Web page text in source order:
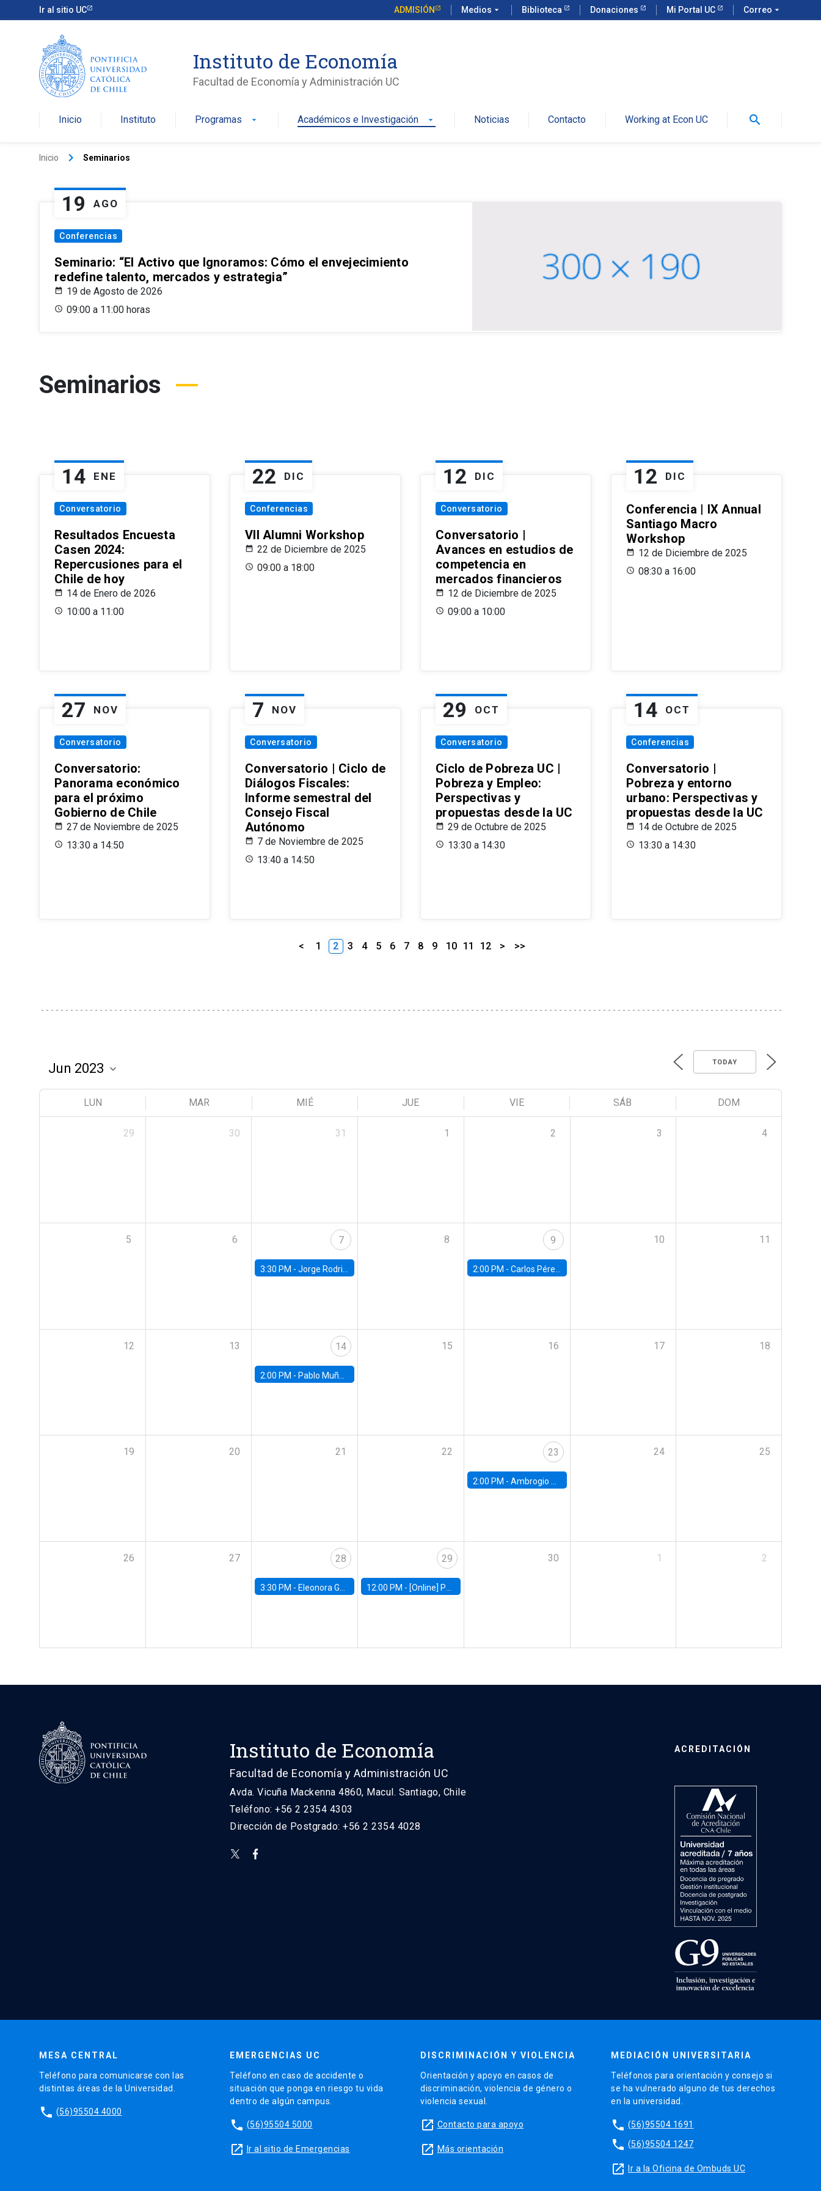
Ir al sitio UC ADMISIÓN Medios arrow_drop_down Biblioteca Donaciones Mi Portal UC Correo arrow_drop_down
Instituto de Economía
Facultad de Economía y Administración UC
Inicio Instituto Programas arrow_drop_down Académicos e Investigación arrow_drop_down Noticias Contacto Working at Econ UC search
Inicio keyboard_arrow_right Seminarios
19 AGO
Conferencias
Seminario: “El Activo que Ignoramos: Cómo el envejecimiento
redefine talento, mercados y estrategia”
19 de Agosto de 2026
09:00 a 11:00 horas
Seminarios
14 ENE
Conversatorio
Resultados Encuesta
Casen 2024:
Repercusiones para el
Chile de hoy
14 de Enero de 2026
10:00 a 11:00
22 DIC
Conferencias
VII Alumni Workshop
22 de Diciembre de 2025
09:00 a 18:00
12 DIC
Conversatorio
Conversatorio |
Avances en estudios de
competencia en
mercados financieros
12 de Diciembre de 2025
09:00 a 10:00
12 DIC
Conferencia | IX Annual
Santiago Macro
Workshop
12 de Diciembre de 2025
08:30 a 16:00
27 NOV
Conversatorio
Conversatorio:
Panorama económico
para el próximo
Gobierno de Chile
27 de Noviembre de 2025
13:30 a 14:50
7 NOV
Conversatorio
Conversatorio | Ciclo de
Diálogos Fiscales:
Informe semestral del
Consejo Fiscal
Autónomo
7 de Noviembre de 2025
13:40 a 14:50
29 OCT
Conversatorio
Ciclo de Pobreza UC |
Pobreza y Empleo:
Perspectivas y
propuestas desde la UC
29 de Octubre de 2025
13:30 a 14:30
14 OCT
Conferencias
Conversatorio |
Pobreza y entorno
urbano: Perspectivas y
propuestas desde la UC
14 de Octubre de 2025
13:30 a 14:30
< 1 2 3 4 5 6 7 8 9 10 11 12 > >>
TODAY
LUN MAR MIÉ JUE VIE SÁB DOM
29 30 31 1 2 3 4
5 6 7
3:30 PM -Jorge Rodriguez, Universidad de Los Andes
8 9
2:00 PM - Carlos Pérez, Universidad Finis Terrae
10 11
12 13 14
2:00 PM - Pablo Muñoz, Universidad de Chile
15 16 17 18
19 20 21 22 23
2:00 PM - Ambrogio Cesa-Bianchi, Bank of England
24 25
26 27 28
3:30 PM - Eleonora Guarnieri, Exeter University
29
12:00 PM - [Online] Pablo Slutzky, University of Maryland
30 1 2
Instituto de Economía
Facultad de Economía y Administración UC
Avda. Vicuña Mackenna 4860, Macul. Santiago, Chile
Teléfono: +56 2 2354 4303
Dirección de Postgrado: +56 2 2354 4028
ACREDITACIÓN
MESA CENTRAL
Teléfono para comunicarse con las
distintas áreas de la Universidad.
phone (56)95504 4000
EMERGENCIAS UC
Teléfono en caso de accidente o
situación que ponga en riesgo tu vida
dentro de algún campus.
phone (56)95504 5000
launch Ir al sitio de Emergencias
DISCRIMINACIÓN Y VIOLENCIA
Orientación y apoyo en casos de
discriminación, violencia de género o
violencia sexual.
launch Contacto para apoyo
launch Más orientación
MEDIACIÓN UNIVERSITARIA
Teléfonos para orientación y consejo si
se ha vulnerado alguno de tus derechos
en la universidad.
phone (56)95504 1691
phone (56)95504 1247
launch Ir a la Oficina de Ombuds UC